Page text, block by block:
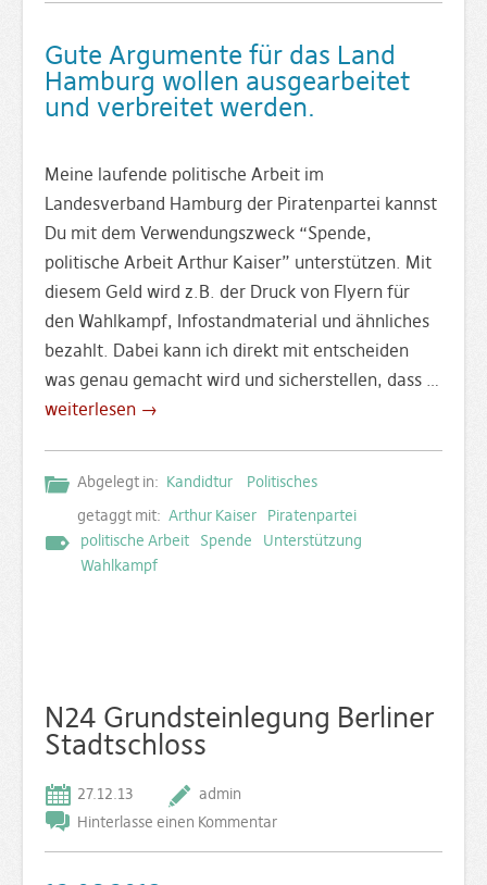
Gute Argumente für das Land
Hamburg wollen ausgearbeitet
und verbreitet werden.
Meine laufende politische Arbeit im
Landesverband Hamburg der Piratenpartei kannst
Du mit dem Verwendungszweck “Spende,
politische Arbeit Arthur Kaiser” unterstützen. Mit
diesem Geld wird z.B. der Druck von Flyern für
den Wahlkampf, Infostandmaterial und ähnliches
bezahlt. Dabei kann ich direkt mit entscheiden
was genau gemacht wird und sicherstellen, dass …
weiterlesen →
Abgelegt in: Kandidtur
Politisches
getaggt mit: Arthur Kaiser
Piratenpartei
politische Arbeit
Spende
Unterstützung
Wahlkampf
N24 Grundsteinlegung Berliner
Stadtschloss
27.12.13
admin
Hinterlasse einen Kommentar